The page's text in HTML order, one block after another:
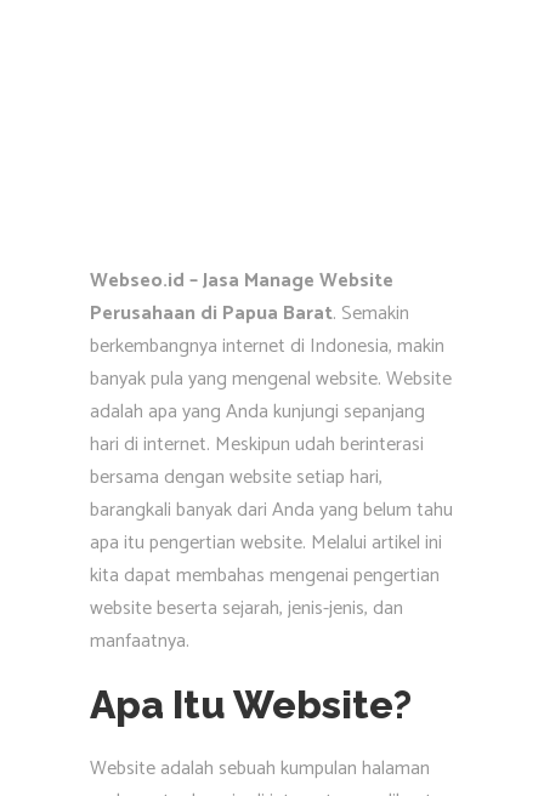
Webseo.id – Jasa Manage Website
Perusahaan di Papua Barat. Semakin
berkembangnya internet di Indonesia, makin
banyak pula yang mengenal website. Website
adalah apa yang Anda kunjungi sepanjang
hari di internet. Meskipun udah berinterasi
bersama dengan website setiap hari,
barangkali banyak dari Anda yang belum tahu
apa itu pengertian website. Melalui artikel ini
kita dapat membahas mengenai pengertian
website beserta sejarah, jenis-jenis, dan
manfaatnya.
Apa Itu Website?
Website adalah sebuah kumpulan halaman